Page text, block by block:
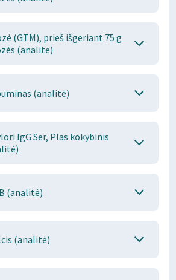
(GTM), prieš išgeriant 75 g
(analitė)
(analitė)
IgG Ser, Plas kokybinis
(analitė)
(analitė)